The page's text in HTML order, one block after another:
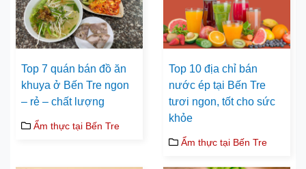
Top 7 quán bán đồ ăn
khuya ở Bến Tre ngon
– rẻ – chất lượng
Ẩm thực tại Bến Tre
Top 10 địa chỉ bán
nước ép tại Bến Tre
tươi ngon, tốt cho sức
khỏe
Ẩm thực tại Bến Tre